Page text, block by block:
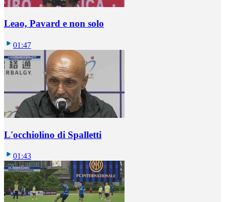
Leao, Pavard e non solo
01:47
L'occhiolino di Spalletti
01:43